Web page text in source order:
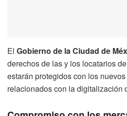
El Gobierno de la Ciudad de
derechos de las y los locatarios
estarán protegidos con los
relacionados con la digitalización